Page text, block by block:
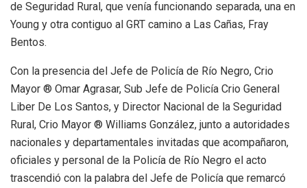
de Seguridad Rural, que venía funcionando separada, una en
Young y otra contiguo al GRT camino a Las Cañas, Fray
Bentos.
Con la presencia del Jefe de Policía de Río Negro, Crio
Mayor ® Omar Agrasar, Sub Jefe de Policía Crio General
Liber De Los Santos, y Director Nacional de la Seguridad
Rural, Crio Mayor ® Williams González, junto a autoridades
nacionales y departamentales invitadas que acompañaron,
oficiales y personal de la Policía de Río Negro el acto
trascendió con la palabra del Jefe de Policía que remarcó